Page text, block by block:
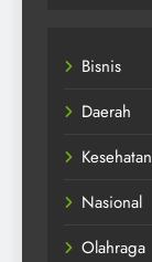
Bisnis
Daerah
Kesehatan
Nasional
Olahraga